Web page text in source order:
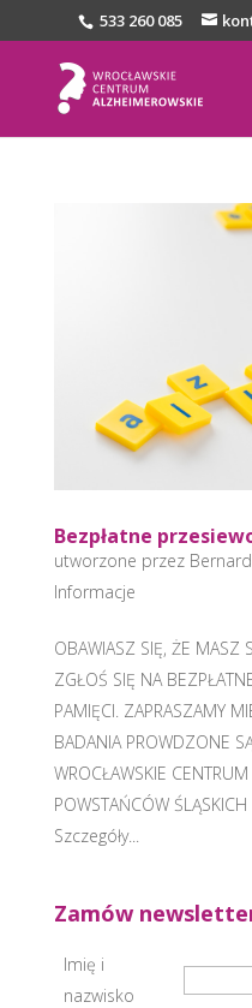
533 260 085
Bezpłatne
utworzone przez
Informacje
OBAWIASZ SIĘ, ŻE MASZ
ZGŁOŚ SIĘ NA
PAMIĘCI. ZAPRASZAMY
BADANIA PROWDZONE
WROCŁAWSKIE
POWSTAŃCÓW
Szczegóły...
Zamów
Imię i
nazwisko